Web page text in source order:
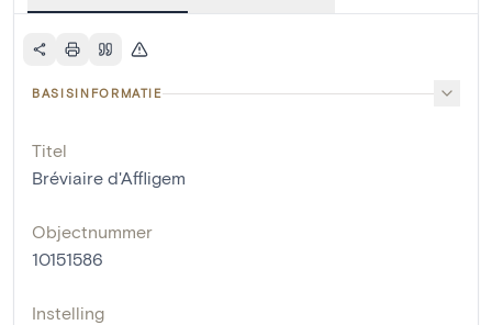
BASISINFORMATIE
Titel
Bréviaire d'Affligem
Objectnummer
10151586
Instelling